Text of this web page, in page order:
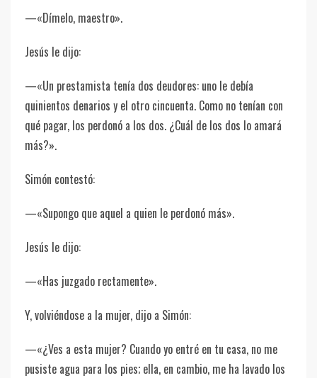
—«Dímelo, maestro».
Jesús le dijo:
—«Un prestamista tenía dos deudores: uno le debía
quinientos denarios y el otro cincuenta. Como no tenían con
qué pagar, los perdonó a los dos. ¿Cuál de los dos lo amará
más?».
Simón contestó:
—«Supongo que aquel a quien le perdonó más».
Jesús le dijo:
—«Has juzgado rectamente».
Y, volviéndose a la mujer, dijo a Simón:
—«¿Ves a esta mujer? Cuando yo entré en tu casa, no me
pusiste agua para los pies; ella, en cambio, me ha lavado los